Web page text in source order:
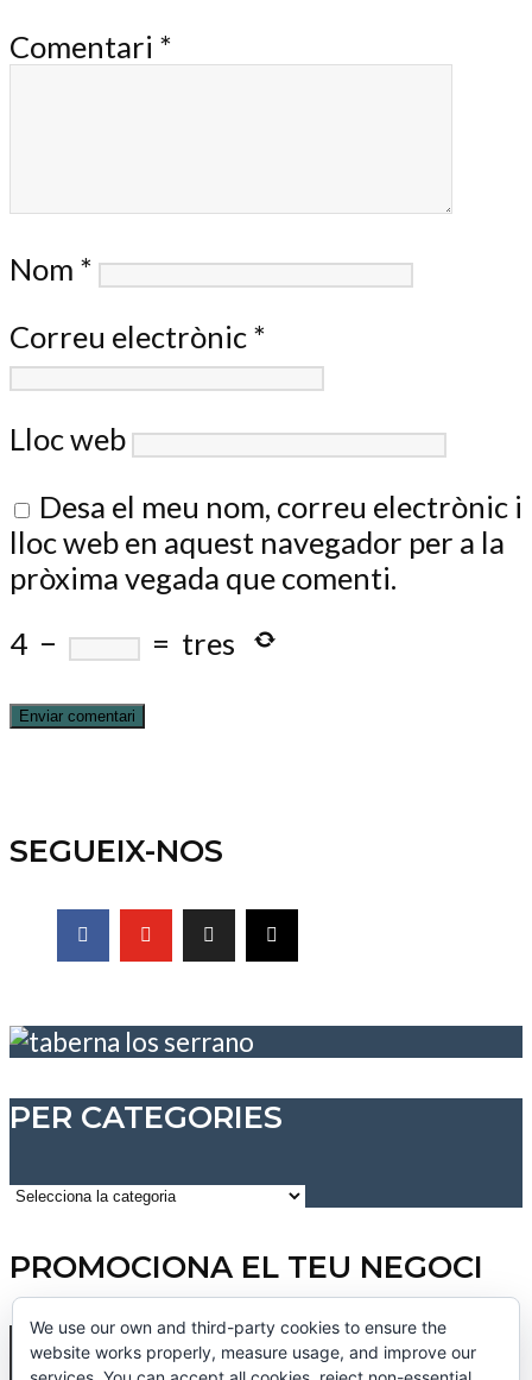
Comentari *
Nom *
Correu electrònic *
Lloc web
Desa el meu nom, correu electrònic i
lloc web en aquest navegador per a la
pròxima vegada que comenti.
4 − = tres
SEGUEIX-NOS
PER CATEGORIES
Per
PROMOCIONA EL TEU NEGOCI
We use our own and third-party cookies to ensure the
website works properly, measure usage, and improve our